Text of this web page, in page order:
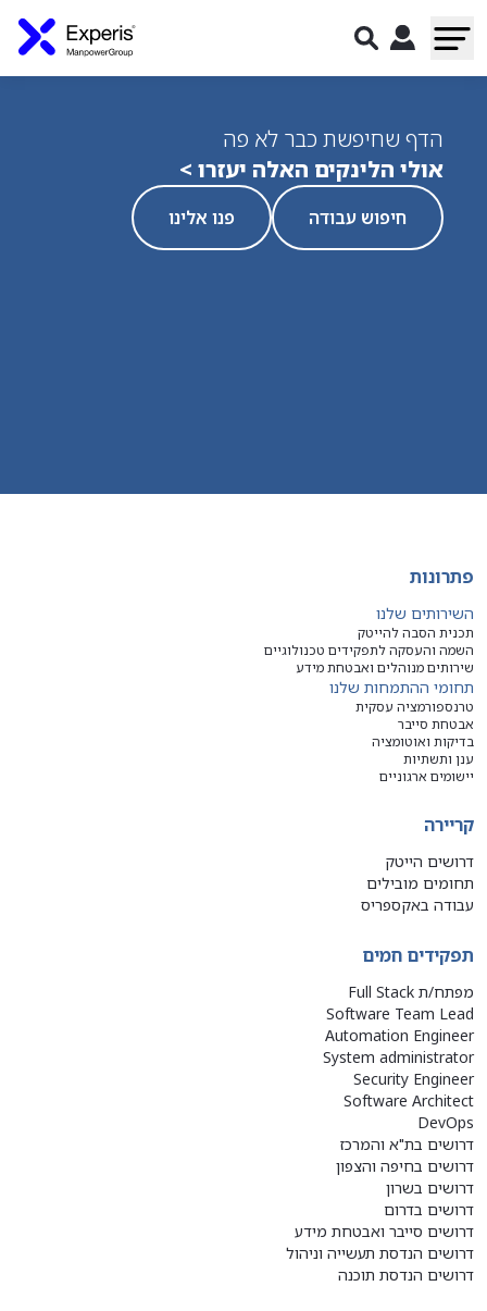
הדף שחיפשת כבר לא פה
אולי הלינקים האלה יעזרו >
חיפוש עבודה פנו אלינו
פתרונות
השירותים שלנו
תכנית הסבה להייטק
השמה והעסקה לתפקידים טכנולוגיים
שירותים מנוהלים ואבטחת מידע
תחומי ההתמחות שלנו
טרנספורמציה עסקית
אבטחת סייבר
בדיקות ואוטומציה
ענן ותשתיות
יישומים ארגוניים
קריירה
דרושים הייטק
תחומים מובילים
עבודה באקספריס
תפקידים חמים
מפתח/ת Full Stack
Software Team Lead
Automation Engineer
System administrator
Security Engineer
Software Architect
DevOps
דרושים בת"א והמרכז
דרושים בחיפה והצפון
דרושים בשרון
דרושים בדרום
דרושים סייבר ואבטחת מידע
דרושים הנדסת תעשייה וניהול
דרושים הנדסת תוכנה